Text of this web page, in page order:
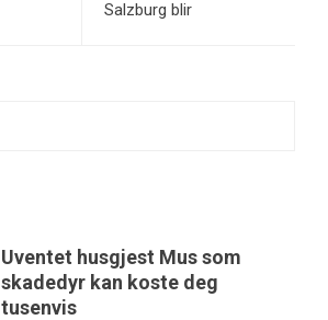
Salzburg blir
Uventet husgjest Mus som
skadedyr kan koste deg
tusenvis